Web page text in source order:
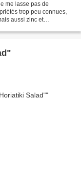
me lasse pas de
trop peu connues,
aussi zinc et